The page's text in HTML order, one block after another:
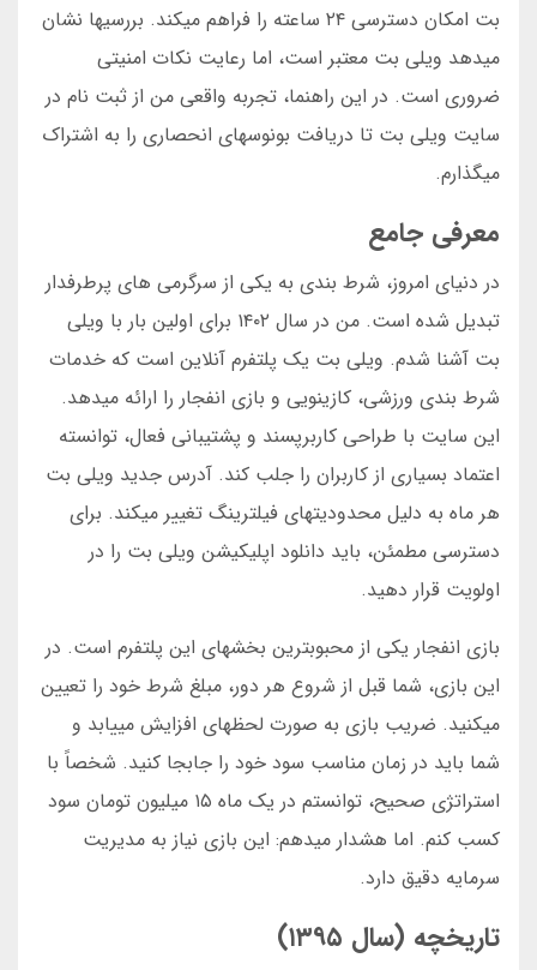
بت امکان دسترسی ۲۴ ساعته را فراهم میکند. بررسیها نشان
میدهد ویلی بت معتبر است، اما رعایت نکات امنیتی
ضروری است. در این راهنما، تجربه واقعی من از ثبت نام در
سایت ویلی بت تا دریافت بونوسهای انحصاری را به اشتراک
میگذارم.
معرفی جامع
در دنیای امروز، شرط بندی به یکی از سرگرمی های پرطرفدار
تبدیل شده است. من در سال ۱۴۰۲ برای اولین بار با ویلی
بت آشنا شدم. ویلی بت یک پلتفرم آنلاین است که خدمات
شرط بندی ورزشی، کازینویی و بازی انفجار را ارائه میدهد.
این سایت با طراحی کاربرپسند و پشتیبانی فعال، توانسته
اعتماد بسیاری از کاربران را جلب کند. آدرس جدید ویلی بت
هر ماه به دلیل محدودیتهای فیلترینگ تغییر میکند. برای
دسترسی مطمئن، باید دانلود اپلیکیشن ویلی بت را در
اولویت قرار دهید.
بازی انفجار یکی از محبوبترین بخشهای این پلتفرم است. در
این بازی، شما قبل از شروع هر دور، مبلغ شرط خود را تعیین
میکنید. ضریب بازی به صورت لحظهای افزایش مییابد و
شما باید در زمان مناسب سود خود را جابجا کنید. شخصاً با
استراتژی صحیح، توانستم در یک ماه ۱۵ میلیون تومان سود
کسب کنم. اما هشدار میدهم: این بازی نیاز به مدیریت
سرمایه دقیق دارد.
تاریخچه (سال ۱۳۹۵)